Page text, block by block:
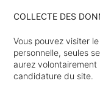
COLLECTE DES
Vous pouvez visiter
personnelle, seules
aurez
candidature du site.